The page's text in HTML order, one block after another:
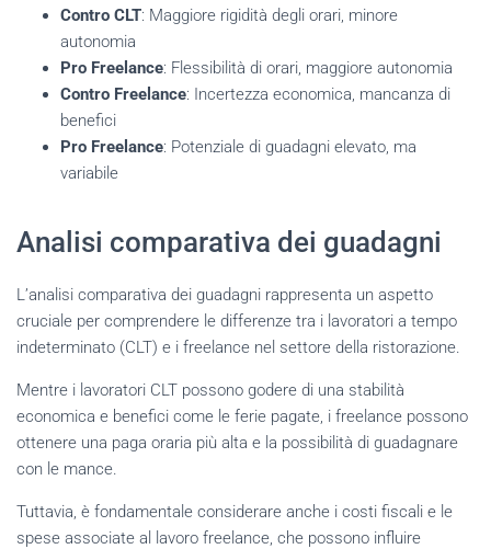
Contro CLT: Maggiore rigidità degli orari, minore
autonomia
Pro Freelance: Flessibilità di orari, maggiore autonomia
Contro Freelance: Incertezza economica, mancanza di
benefici
Pro Freelance: Potenziale di guadagni elevato, ma
variabile
Analisi comparativa dei guadagni
L’analisi comparativa dei guadagni rappresenta un aspetto
cruciale per comprendere le differenze tra i lavoratori a tempo
indeterminato (CLT) e i freelance nel settore della ristorazione.
Mentre i lavoratori CLT possono godere di una stabilità
economica e benefici come le ferie pagate, i freelance possono
ottenere una paga oraria più alta e la possibilità di guadagnare
con le mance.
Tuttavia, è fondamentale considerare anche i costi fiscali e le
spese associate al lavoro freelance, che possono influire